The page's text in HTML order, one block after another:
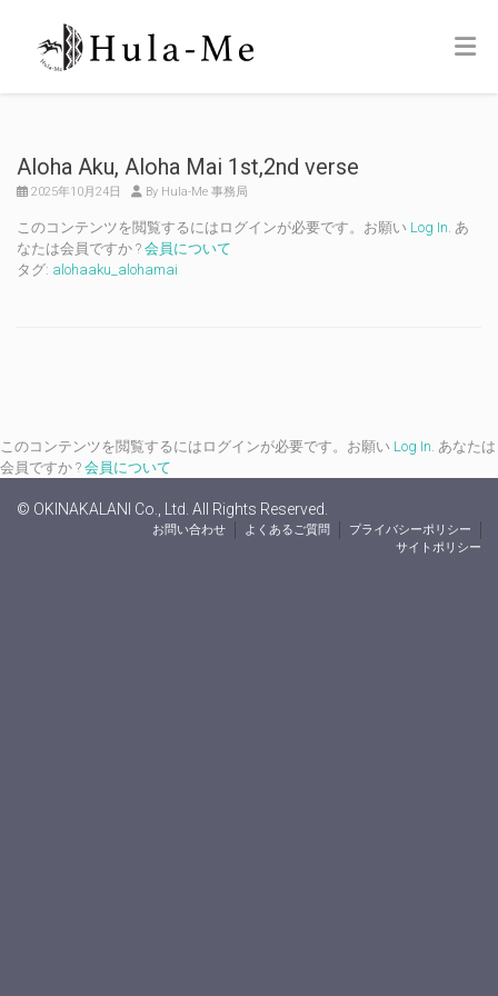
Aloha Aku, Aloha Mai 1st,2nd verse
2025年10月24日 By Hula-Me 事務局
このコンテンツを閲覧するにはログインが必要です。お願い Log In. あ
なたは会員ですか ? 会員について
タグ: alohaaku_alohamai
このコンテンツを閲覧するにはログインが必要です。お願い Log In. あなたは
会員ですか ? 会員について
© OKINAKALANI Co., Ltd. All Rights Reserved.
お問い合わせ よくあるご質問
プライバシーポリシー
サイトポリシー